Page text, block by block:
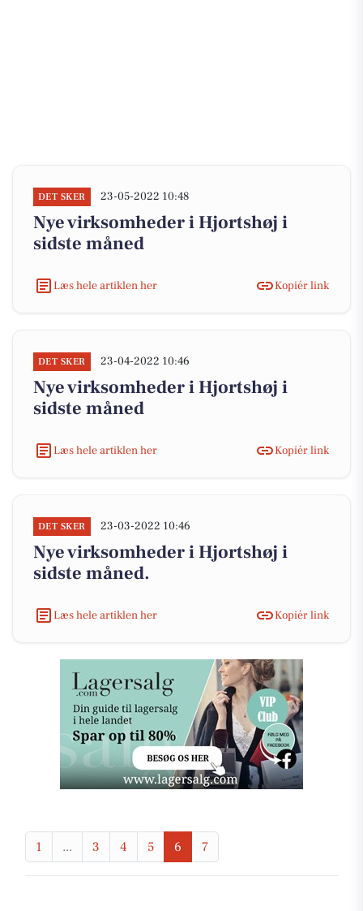
DET SKER 23-05-2022 10:48
Nye virksomheder i Hjortshøj i
sidste måned
Læs hele artiklen her Kopiér link
DET SKER 23-04-2022 10:46
Nye virksomheder i Hjortshøj i
sidste måned
Læs hele artiklen her Kopiér link
DET SKER 23-03-2022 10:46
Nye virksomheder i Hjortshøj i
sidste måned.
Læs hele artiklen her Kopiér link
1 ... 3 4 5 6 7